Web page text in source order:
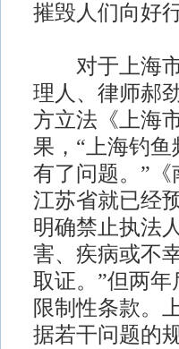
摧毁人们向好
对于上海市
理人、律师郝
方立法《上海
果，“上海钓鱼
有了问题。”
江苏省就已经
明确禁止执法
害、疾病或不
取证。”但两
限制性条款。
据若干问题的